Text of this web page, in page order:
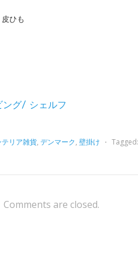
ひも
グ/ シェルフ
テリア雑貨, デンマーク, 壁掛け ⋅ Tagged:
Comments are closed.